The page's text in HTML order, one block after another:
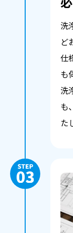
洗
ど
仕
も
洗
も
た